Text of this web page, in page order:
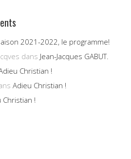
2021-2022, le programme!
dans Jean-Jacques GABUT.
Christian !
Adieu Christian !
Christian !